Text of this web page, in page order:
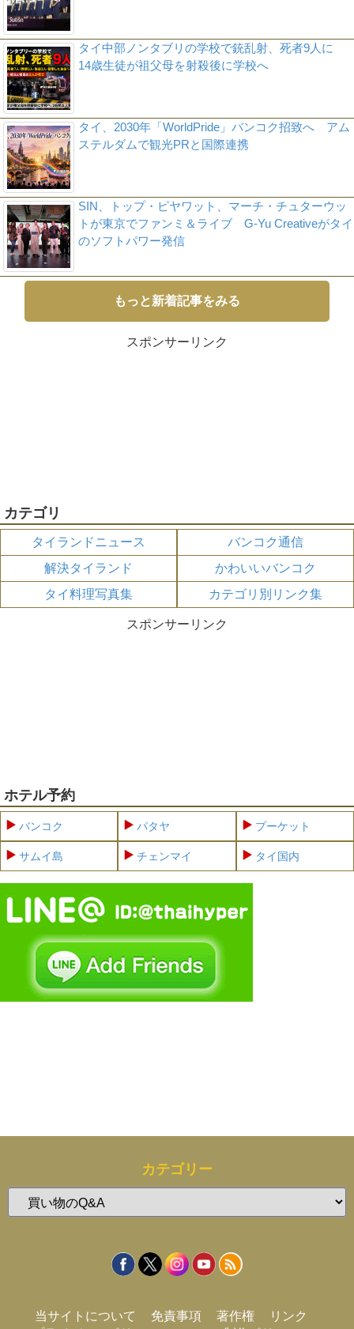
タイ中部ノンタブリの学校で銃乱射、死者9人に
14歳生徒が祖父母を射殺後に学校へ
タイ、2030年「WorldPride」バンコク招致へ アム
ステルダムで観光PRと国際連携
SIN、トップ・ピヤワット、マーチ・チュターウッ
トが東京でファンミ＆ライブ G-Yu Creativeがタイ
のソフトパワー発信
もっと新着記事をみる
スポンサーリンク
カテゴリ
タイランドニュース
バンコク通信
解決タイランド
かわいいバンコク
タイ料理写真集
カテゴリ別リンク集
スポンサーリンク
ホテル予約
バンコク パタヤ プーケット
サムイ島 チェンマイ タイ国内
カテゴリー
テ
当サイトについて 免責事項 著作権
リンク